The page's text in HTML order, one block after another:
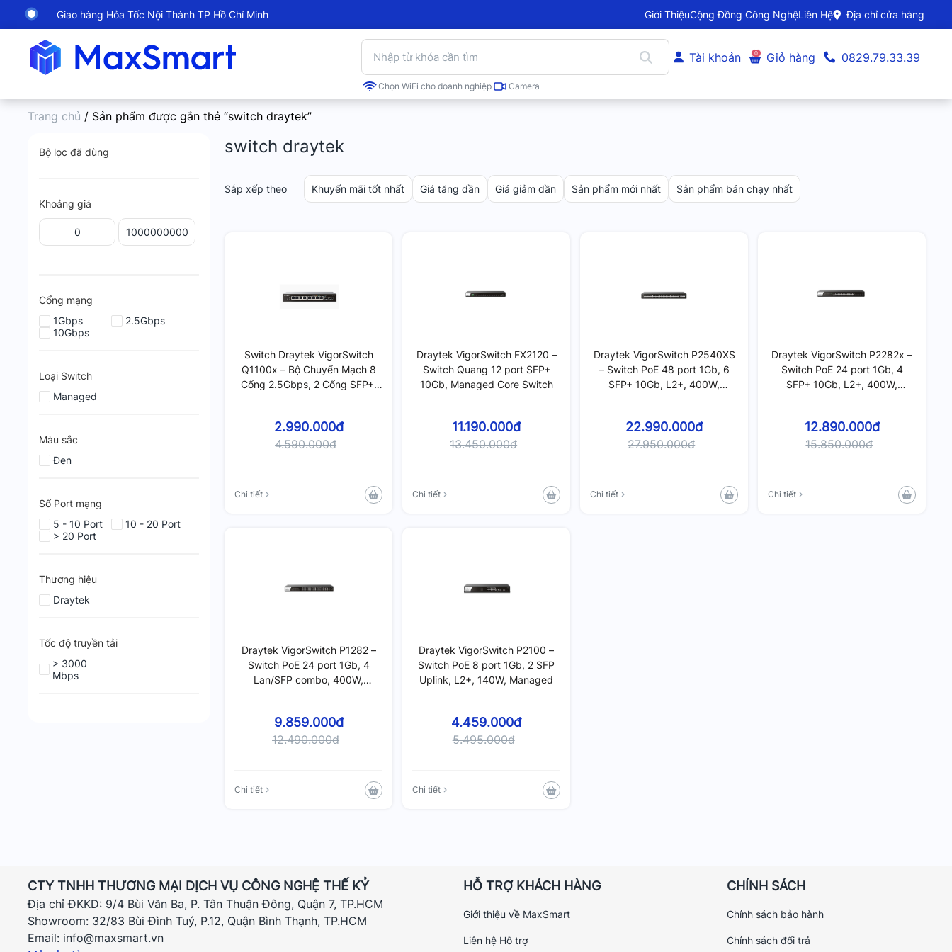
Giao hàng Hỏa Tốc Nội Thành TP Hồ Chí Minh Giới ThiệuCộng Đồng Công NghệLiên Hệ Địa chỉ cửa hàng
Chọn WiFi cho doanh nghiệp Camera
Tài khoản 0 Giỏ hàng 0829.79.33.39
Trang chủ / Sản phẩm được gắn thẻ “switch draytek”
Bộ lọc đã dùng
Khoảng giá
Cổng mạng
1Gbps
2.5Gbps
10Gbps
Loại Switch
Managed
Màu sắc
Đen
Số Port mạng
5 - 10 Port
10 - 20 Port
> 20 Port
Thương hiệu
Draytek
Tốc độ truyền tải
> 3000
Mbps
switch draytek
Sắp xếp theo Khuyến mãi tốt nhất Giá tăng dần Giá giảm dần Sản phẩm mới nhất Sản phẩm bán chạy nhất
Switch Draytek VigorSwitch
Q1100x – Bộ Chuyển Mạch 8
Cổng 2.5Gbps, 2 Cổng SFP+,
2.990.000đ
4.590.000đ
Chi tiết
Draytek VigorSwitch FX2120 –
Switch Quang 12 port SFP+
10Gb, Managed Core Switch
11.190.000đ
13.450.000đ
Chi tiết
Draytek VigorSwitch P2540XS
– Switch PoE 48 port 1Gb, 6
SFP+ 10Gb, L2+, 400W,
22.990.000đ
27.950.000đ
Chi tiết
Draytek VigorSwitch P2282x –
Switch PoE 24 port 1Gb, 4
SFP+ 10Gb, L2+, 400W,
12.890.000đ
15.850.000đ
Chi tiết
Draytek VigorSwitch P1282 –
Switch PoE 24 port 1Gb, 4
Lan/SFP combo, 400W,
9.859.000đ
12.490.000đ
Chi tiết
Draytek VigorSwitch P2100 –
Switch PoE 8 port 1Gb, 2 SFP
Uplink, L2+, 140W, Managed
4.459.000đ
5.495.000đ
Chi tiết
CTY TNHH THƯƠNG MẠI DỊCH VỤ CÔNG NGHỆ THẾ KỶ
Địa chỉ ĐKKD: 9/4 Bùi Văn Ba, P. Tân Thuận Đông, Quận 7, TP.HCM
Showroom: 32/83 Bùi Đình Tuý, P.12, Quận Bình Thạnh, TP.HCM
Email: info@maxsmart.vn
HỖ TRỢ KHÁCH HÀNG
Giới thiệu về MaxSmart
Liên hệ Hỗ trợ
CHÍNH SÁCH
Chính sách bảo hành
Chính sách đổi trả